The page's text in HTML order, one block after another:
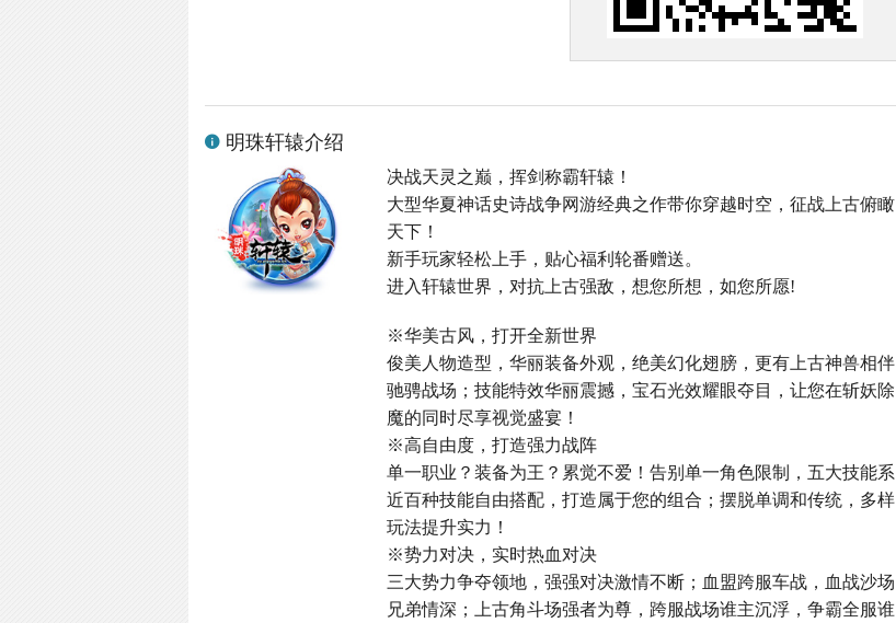
明珠轩辕介绍
决战天灵之巅，挥剑称霸轩辕！
大型华夏神话史诗战争网游经典之作带你穿越时空，征战上古俯瞰
天下！
新手玩家轻松上手，贴心福利轮番赠送。
进入轩辕世界，对抗上古强敌，想您所想，如您所愿!
※华美古风，打开全新世界
俊美人物造型，华丽装备外观，绝美幻化翅膀，更有上古神兽相伴
驰骋战场；技能特效华丽震撼，宝石光效耀眼夺目，让您在斩妖除
魔的同时尽享视觉盛宴！
※高自由度，打造强力战阵
单一职业？装备为王？累觉不爱！告别单一角色限制，五大技能系
近百种技能自由搭配，打造属于您的组合；摆脱单调和传统，多样
玩法提升实力！
※势力对决，实时热血对决
三大势力争夺领地，强强对决激情不断；血盟跨服车战，血战沙场
兄弟情深；上古角斗场强者为尊，跨服战场谁主沉浮，争霸全服谁